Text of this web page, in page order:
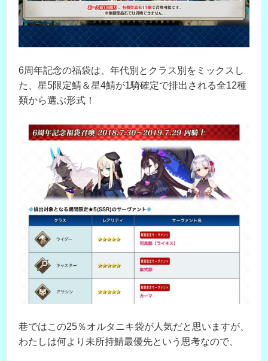
6周年記念の福袋は、年代別とクラス別をミックスし
た、星5限定鯖＆星4鯖が1騎確定で排出される全12種
類から選ぶ形式！
巷ではこの25％オルタニキ袋が人気だと思いますが、
わたしは何より未所持鯖最優先という思考なので、